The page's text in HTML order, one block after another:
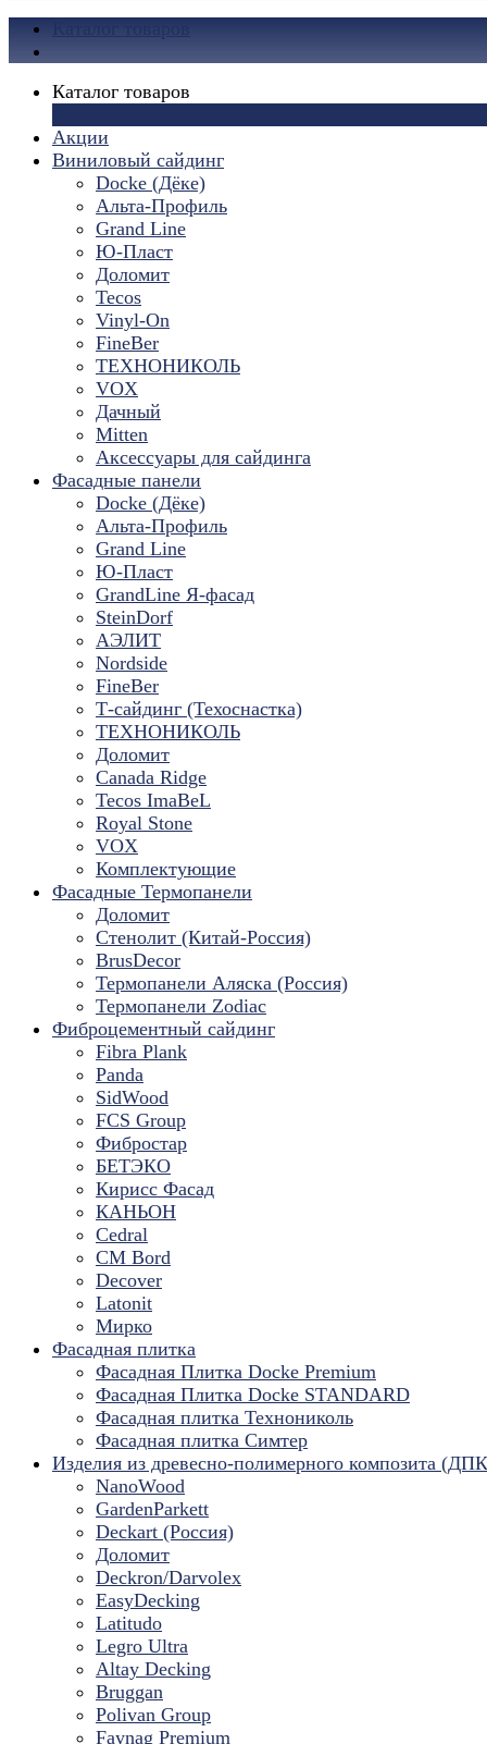
Каталог товаров
Акции
Виниловый сайдинг
Docke (Дёке)
Альта-Профиль
Grand Line
Ю-Пласт
Доломит
Tecos
Vinyl-On
FineBer
ТЕХНОНИКОЛЬ
VOX
Дачный
Mitten
Аксессуары для сайдинга
Фасадные панели
Docke (Дёке)
Альта-Профиль
Grand Line
Ю-Пласт
GrandLine Я-фасад
SteinDorf
АЭЛИТ
Nordside
FineBer
Т-сайдинг (Техоснастка)
ТЕХНОНИКОЛЬ
Доломит
Canada Ridge
Tecos ImaBeL
Royal Stone
VOX
Комплектующие
Фасадные Термопанели
Доломит
Стенолит (Китай-Россия)
BrusDecor
Термопанели Аляска (Россия)
Термопанели Zodiac
Фиброцементный сайдинг
Fibra Plank
Panda
SidWood
FCS Group
Фибростар
БЕТЭКО
Кирисс Фасад
КАНЬОН
Cedral
CM Bord
Decover
Latonit
Мирко
Фасадная плитка
Фасадная Плитка Docke Premium
Фасадная Плитка Docke STANDARD
Фасадная плитка Технониколь
Фасадная плитка Симтер
Изделия из древесно-полимерного композита
NanoWood
GardenParkett
Deckart (Россия)
Доломит
Deckron/Darvolex
EasyDecking
Latitudo
Legro Ultra
Altay Decking
Bruggan
Polivan Group
Faynag Premium